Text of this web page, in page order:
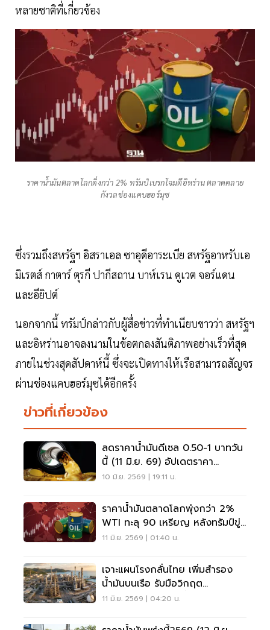
หลายชาติที่เกี่ยวข้อง
ราคาน้ำมันตลาดโลกดิ่งกว่า 2% ทรัมป์เบรกโจมตีอิหร่าน ตลาดคลาย
กังวลช่องแคบฮอร์มุซ
ซึ่งรวมถึงสหรัฐฯ อิสราเอล ซาอุดีอาระเบีย สหรัฐอาหรับเอ
มิเรตส์ กาตาร์ ตุรกี ปากีสถาน บาห์เรน คูเวต จอร์แดน
และอียิปต์
นอกจากนี้ ทรัมป์กล่าวกับผู้สื่อข่าวที่ทำเนียบขาวว่า สหรัฐฯ
และอิหร่านอาจลงนามในข้อตกลงสันติภาพอย่างเร็วที่สุด
ภายในช่วงสุดสัปดาห์นี้ ซึ่งจะเปิดทางให้เรือสามารถสัญจร
ผ่านช่องแคบฮอร์มุซได้อีกครั้ง
ข่าวที่เกี่ยวข้อง
ลดราคาน้ำมันดีเซล 0.50-1 บาทวัน
นี้ (11 มิ.ย. 69) อัปเดตราคา
บางจาก ปตท.ล่าสุด
10 มิ.ย. 2569 | 19:11 น.
ราคาน้ำมันตลาดโลกพุ่งกว่า 2%
WTI ทะลุ 90 เหรียญ หลังทรัมป์ขู่
ถล่มอิหร่านเพิ่ม
11 มิ.ย. 2569 | 01:40 น.
เจาะแผนโรงกลั่นไทย เพิ่มสำรอง
น้ำมันบนเรือ รับมือวิกฤต
ตะวันออกกลางยืดเยื้อ
11 มิ.ย. 2569 | 04:20 น.